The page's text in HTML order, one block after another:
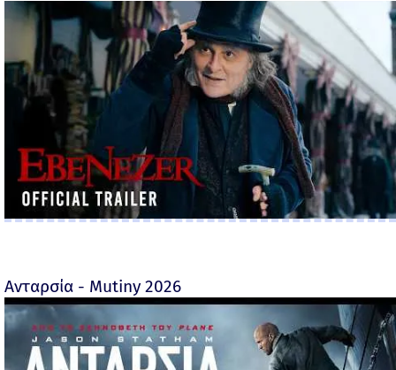
Ανταρσία - Mutiny 2026